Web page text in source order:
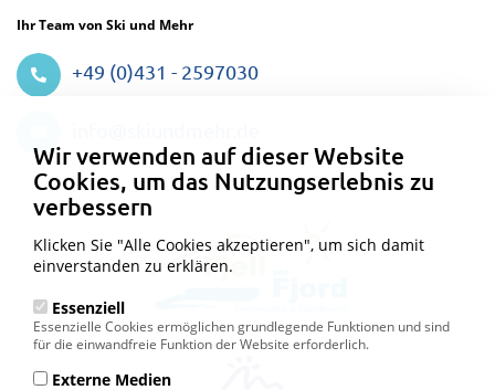
Ihr Team von Ski und Mehr
+49 (0)431 - 2597030
Wir verwenden auf dieser Website
Cookies, um das Nutzungserlebnis zu
verbessern
Klicken Sie "Alle Cookies akzeptieren", um sich damit
einverstanden zu erklären.
Essenziell
Essenzielle Cookies ermöglichen grundlegende Funktionen und sind
für die einwandfreie Funktion der Website erforderlich.
Externe Medien